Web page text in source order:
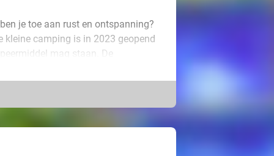
je toe aan rust en ontspanning?
kleine camping is in 2023 geopend
mag staan. De
Het is de perfecte
uitstapjes zijn mogelijk. Wat